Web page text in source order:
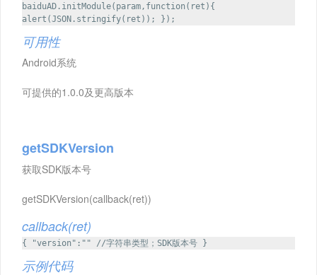
baiduAD.initModule(param,function(ret){
alert(JSON.stringify(ret)); });
可用性
Android系统
可提供的1.0.0及更高版本
getSDKVersion
获取SDK版本号
getSDKVersion(callback(ret))
callback(ret)
{ "version":"" //字符串类型；SDK版本号 }
示例代码